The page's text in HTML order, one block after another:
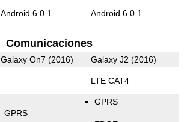
Android 6.0.1 Android 6.0.1
Comunicaciones
Galaxy On7 (2016) Galaxy J2 (2016)
LTE CAT4
GPRS
GPRS